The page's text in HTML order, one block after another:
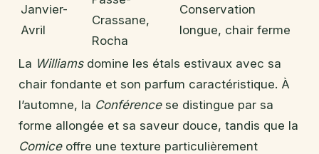
Janvier-
Avril
Crassane,
Rocha
Conservation
longue, chair ferme
La Williamsdomine les étals estivaux avec sa
chair fondante et son parfum caractéristique. À
l’automne, la Conférencese distingue par sa
forme allongée et sa saveur douce, tandis que la
Comiceoffre une texture particulièrement